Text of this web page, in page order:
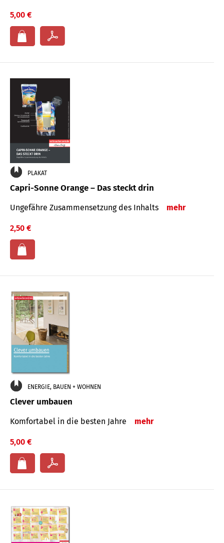
5,00 €
PLAKAT
Capri-Sonne Orange – Das steckt drin
Ungefähre Zu­sammen­setzung des Inhalts mehr
2,50 €
ENERGIE, BAUEN + WOHNEN
Clever umbauen
Komfortabel in die besten Jahre mehr
5,00 €